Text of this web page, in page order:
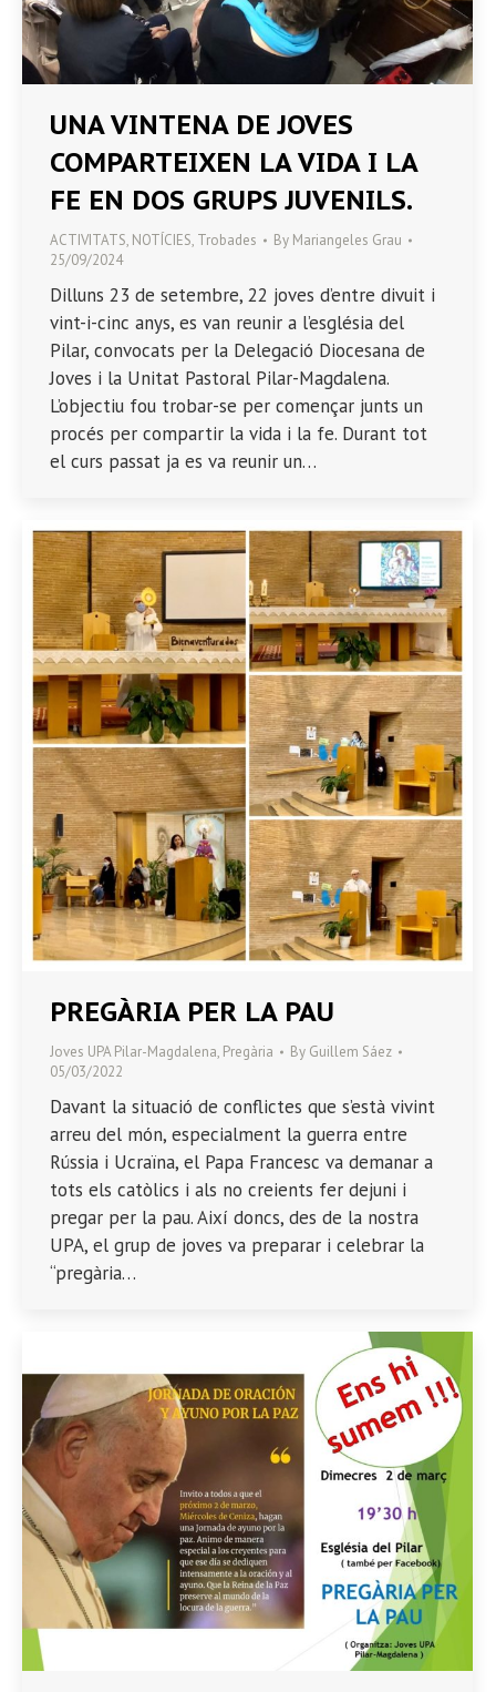
UNA VINTENA DE JOVES
COMPARTEIXEN LA VIDA I LA
FE EN DOS GRUPS JUVENILS.
ACTIVITATS, NOTÍCIES, Trobades By Mariangeles Grau
25/09/2024
Dilluns 23 de setembre, 22 joves d’entre divuit i
vint-i-cinc anys, es van reunir a l’església del
Pilar, convocats per la Delegació Diocesana de
Joves i la Unitat Pastoral Pilar-Magdalena.
L’objectiu fou trobar-se per començar junts un
procés per compartir la vida i la fe. Durant tot
el curs passat ja es va reunir un…
PREGÀRIA PER LA PAU
Joves UPA Pilar-Magdalena, Pregària By Guillem Sáez
05/03/2022
Davant la situació de conflictes que s’està vivint
arreu del món, especialment la guerra entre
Rússia i Ucraïna, el Papa Francesc va demanar a
tots els catòlics i als no creients fer dejuni i
pregar per la pau. Així doncs, des de la nostra
UPA, el grup de joves va preparar i celebrar la
“pregària…